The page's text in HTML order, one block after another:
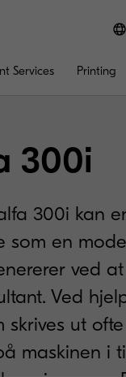
Services Printing
300i
300i kan
som en
ved
Ved
skrives ut
maskinen i